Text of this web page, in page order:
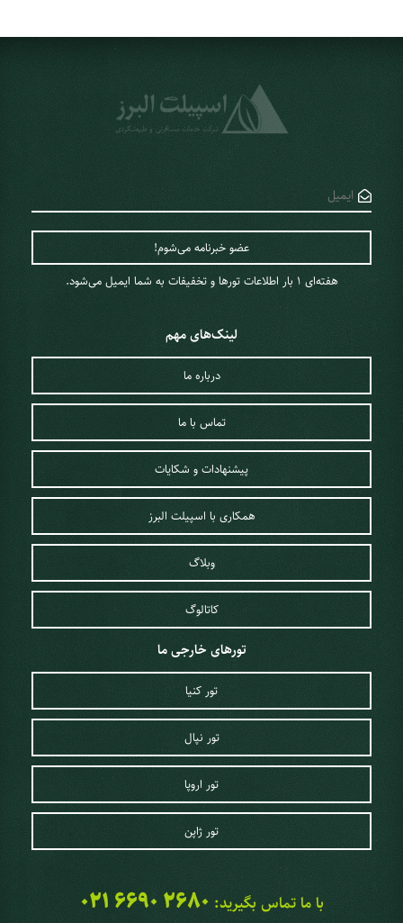
هفته‌ای 1 ‌بار اطلاعات تورها و تخفیفات به شما ایمیل می‌شود.
لینک‌های مهم
درباره ما
تماس با ما
پیشنهادات و شکایات
همکاری با اسپیلت البرز
وبلاگ
کاتالوگ
تورهای خارجی ما
تور کنیا
تور نپال
تور اروپا
تور ژاپن
با ما تماس بگیرید: 021 6690 2680